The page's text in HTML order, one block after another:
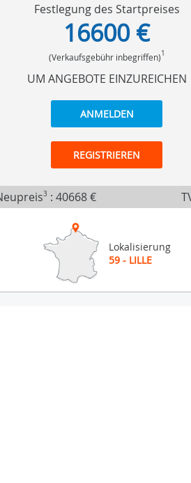
Festlegung des Startpreises
16600 €
(Verkaufsgebühr inbegriffen)1
UM ANGEBOTE EINZUREICHEN
ANMELDEN
REGISTRIEREN
3 :40668 €
Lokalisierung
59 - LILLE